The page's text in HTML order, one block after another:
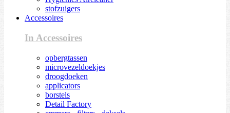
stofzuigers
Accessoires
In Accessoires
opbergtassen
microvezeldoekjes
droogdoeken
applicators
borstels
Detail Factory